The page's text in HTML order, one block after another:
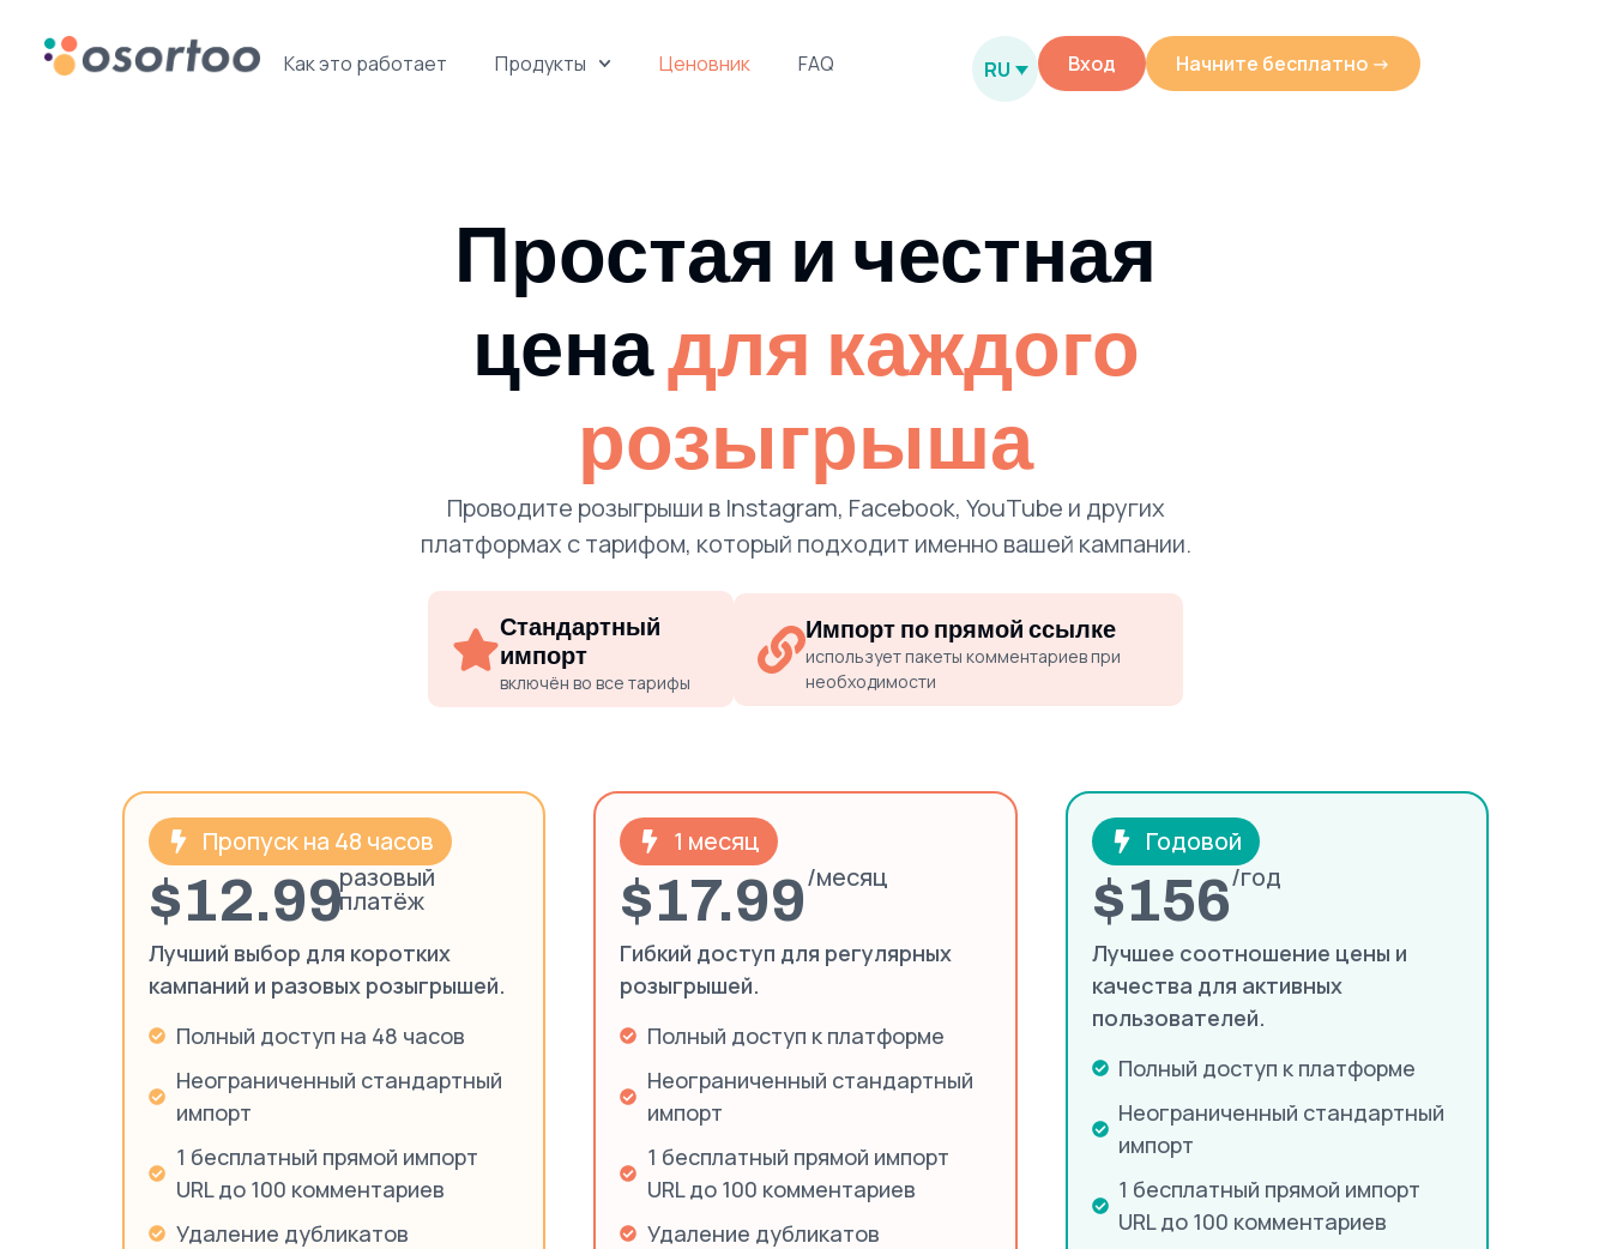
Как это работает Продукты Ценовник FAQ RU Вход Начните бесплатно ->
Простая и честная
ценадля каждого
розыгрыша
Проводите розыгрыши в Instagram, Facebook, YouTube и других
платформах с тарифом, который подходит именно вашей кампании.
Стандартный
импорт
включён во все тарифы
Импорт по прямой ссылке
использует пакеты комментариев при
необходимости
Пропуск на 48 часов
$12.99разовый
платёж
Лучший выбор для коротких
кампаний и разовых розыгрышей.
Полный доступ на 48 часов
Неограниченный стандартный
импорт
1 бесплатный прямой импорт
URL до 100 комментариев
Удаление дубликатов
1 месяц
$17.99/месяц
Гибкий доступ для регулярных
розыгрышей.
Полный доступ к платформе
Неограниченный стандартный
импорт
1 бесплатный прямой импорт
URL до 100 комментариев
Удаление дубликатов
Годовой
$156/год
Лучшее соотношение цены и
качества для активных
пользователей.
Полный доступ к платформе
Неограниченный стандартный
импорт
1 бесплатный прямой импорт
URL до 100 комментариев